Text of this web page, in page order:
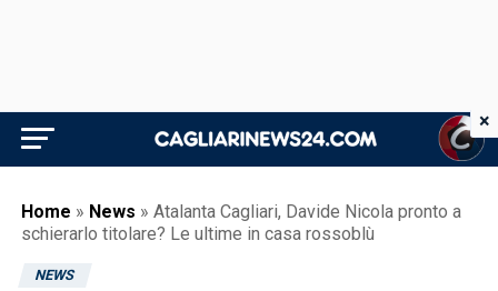
Home » News » Atalanta Cagliari, Davide Nicola pronto a
schierarlo titolare? Le ultime in casa rossoblù
NEWS
×